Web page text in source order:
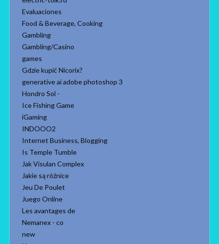
Evaluaciones
Food & Beverage, Cooking
Gambling
Gambling/Casino
games
Gdzie kupić Nicorix?
generative ai adobe photoshop 3
Hondro Sol -
Ice Fishing Game
iGaming
INDOOO2
Internet Business, Blogging
Is Temple Tumble
Jak Visulan Complex
Jakie są różnice
Jeu De Poulet
Juego Online
Les avantages de
Nemanex - co
new